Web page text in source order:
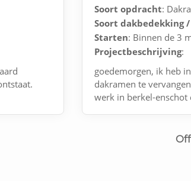
Soort opdracht:
Soort dakbedekking
Starten: Binnen de 3
Projectbeschrijving:
goedemorgen, ik heb
dakramen te
werk in berkel-